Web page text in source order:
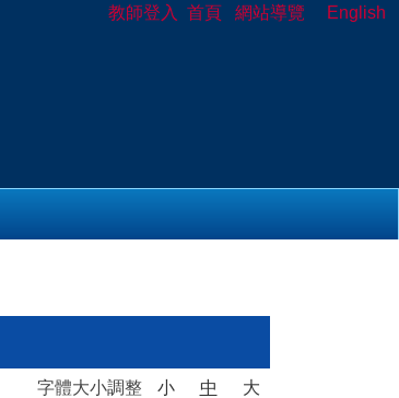
教師登入 首頁 網站導覽 English
字體大小調整 小 中 大